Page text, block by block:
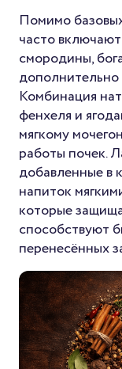
Помимо
часто
смородины,
дополнительно
Комбинация
фенхеля и
мягкому
работы почек.
добавленные в
напиток
которые
способствуют
перенесённых